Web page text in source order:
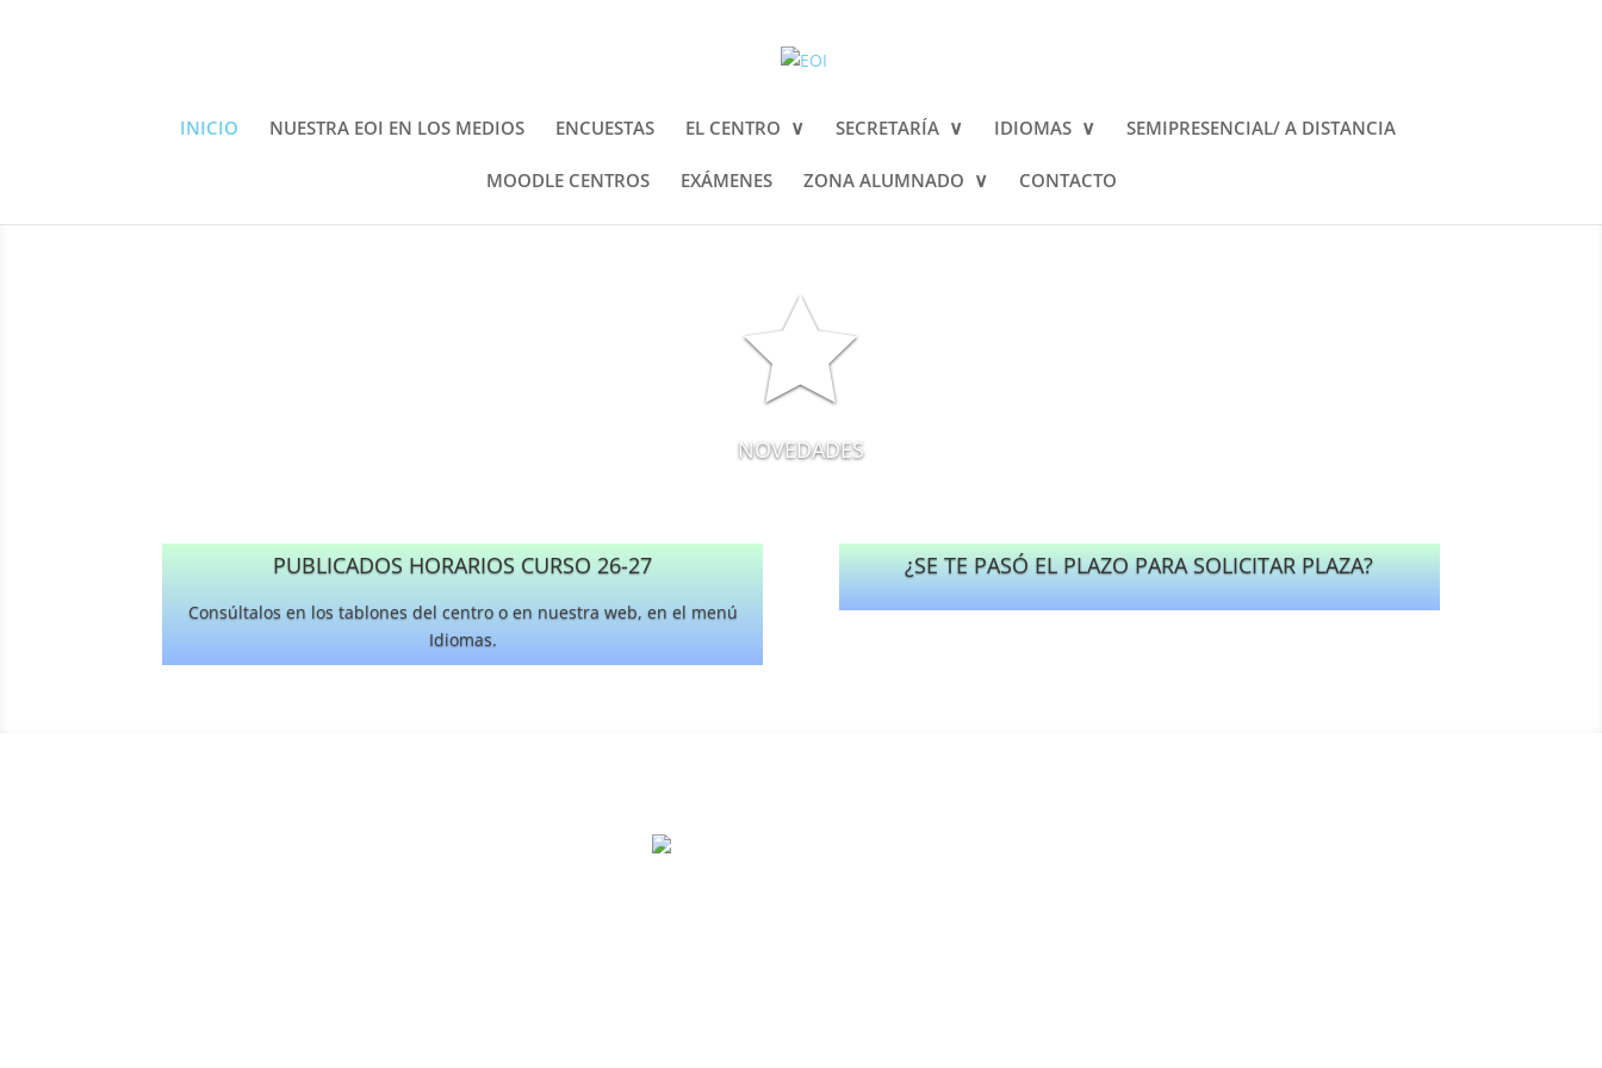
INICIO NUESTRA EOI EN LOS MEDIOS ENCUESTAS EL CENTRO SECRETARÍA IDIOMAS SEMIPRESENCIAL/ A DISTANCIA
MOODLE CENTROS EXÁMENES ZONA ALUMNADO CONTACTO

NOVEDADES
PUBLICADOS HORARIOS CURSO 26-27
Consúltalos en los tablones del centro o en nuestra web, en el menú
Idiomas.
¿SE TE PASÓ EL PLAZO PARA SOLICITAR PLAZA?